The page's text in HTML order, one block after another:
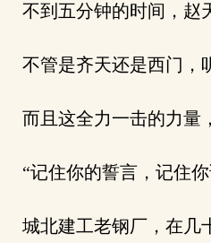
不到五分钟的时间，赵
不管是齐天还是西门，
而且这全力一击的力量
“记住你的誓言，记住你
城北建工老钢厂，在几